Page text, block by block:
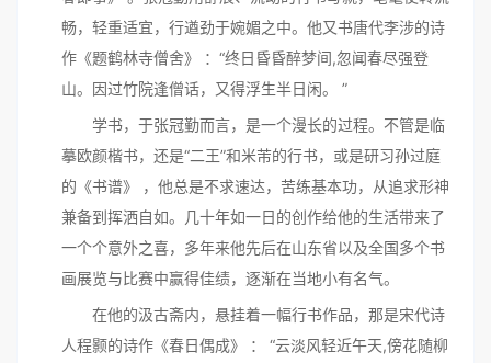
畅，轻重适宜，行遒劲于婉媚之中。他又书唐代李涉的诗
作《题鹤林寺僧舍》 ：“终日昏昏醉梦间,忽闻春尽强登
山。因过竹院逢僧话，又得浮生半日闲。 ”
学书，于张冠勤而言，是一个漫长的过程。不管是临
摹欧颜楷书，还是“二王”和米芾的行书，或是研习孙过庭
的《书谱》 ，他总是不求速达，苦练基本功，从追求形神
兼备到挥洒自如。几十年如一日的创作给他的生活带来了
一个个意外之喜，多年来他先后在山东省以及全国多个书
画展览与比赛中赢得佳绩，逐渐在当地小有名气。
在他的汲古斋内，悬挂着一幅行书作品，那是宋代诗
人程颢的诗作《春日偶成》 ： “云淡风轻近午天,傍花随柳